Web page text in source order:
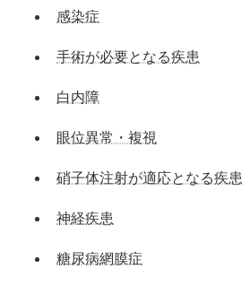
感染症
手術が必要となる疾患
白内障
眼位異常・複視
硝子体注射が適応となる疾患
神経疾患
糖尿病網膜症